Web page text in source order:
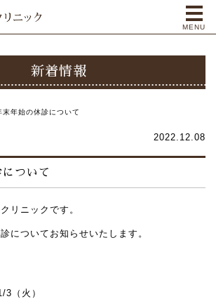
MENU
新着情報
末年始の休診について
2022.12.08
ついて
リニックです。
についてお知らせいたします。
（火）